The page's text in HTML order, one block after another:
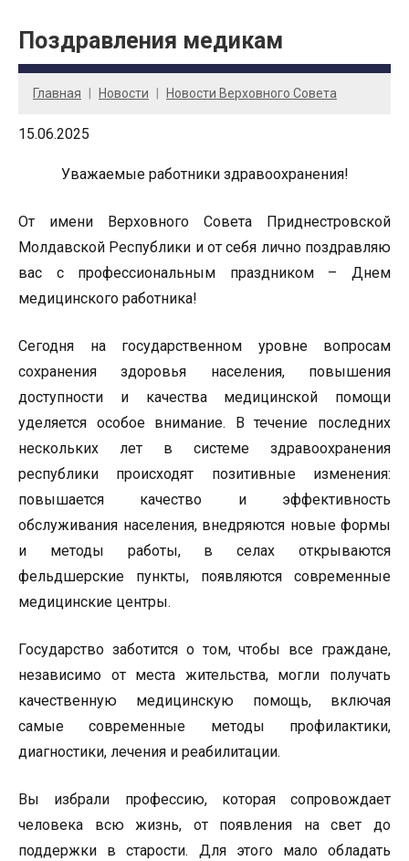
Поздравления медикам
Главная Новости Новости Верховного Совета
15.06.2025
Уважаемые работники здравоохранения!
От имени Верховного Совета Приднестровской
Молдавской Республики и от себя лично поздравляю
вас с профессиональным праздником – Днем
медицинского работника!
Сегодня на государственном уровне вопросам
сохранения здоровья населения, повышения
доступности и качества медицинской помощи
уделяется особое внимание. В течение последних
нескольких лет в системе здравоохранения
республики происходят позитивные изменения:
повышается качество и эффективность
обслуживания населения, внедряются новые формы
и методы работы, в селах открываются
фельдшерские пункты, появляются современные
медицинские центры.
Государство заботится о том, чтобы все граждане,
независимо от места жительства, могли получать
качественную медицинскую помощь, включая
самые современные методы профилактики,
диагностики, лечения и реабилитации.
Вы избрали профессию, которая сопровождает
человека всю жизнь, от появления на свет до
поддержки в старости. Для этого мало обладать